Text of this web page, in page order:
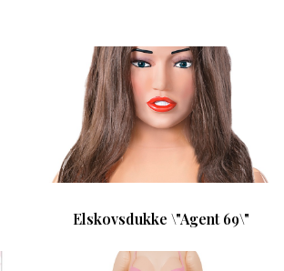
Elskovsdukke \"Agent 69\"